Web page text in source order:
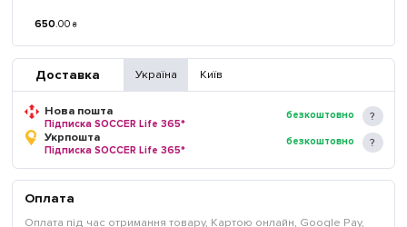
650.00 ₴
Доставка Україна Київ
Нова пошта
Підписка SOCCER Life 365*
безкоштовно
Укрпошта
Підписка SOCCER Life 365*
безкоштовно
Оплата
Оплата під час отримання товару, Картою онлайн, Google Pay,